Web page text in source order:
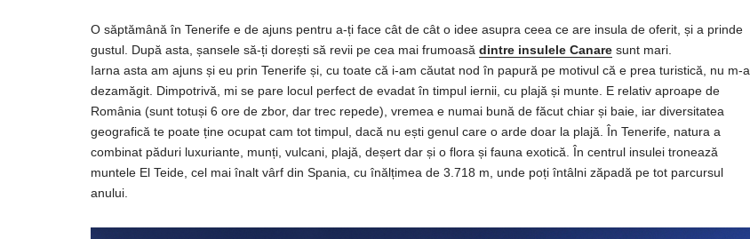
O săptămână în Tenerife e de ajuns pentru a-ți face cât de cât o idee asupra ceea ce are insula de oferit, și a prinde
gustul. După asta, șansele să-ți dorești să revii pe cea mai frumoasă dintre insulele Canare sunt mari.
Iarna asta am ajuns și eu prin Tenerife și, cu toate că i-am căutat nod în papură pe motivul că e prea turistică, nu m-a
dezamăgit. Dimpotrivă, mi se pare locul perfect de evadat în timpul iernii, cu plajă și munte. E relativ aproape de
România (sunt totuși 6 ore de zbor, dar trec repede), vremea e numai bună de făcut chiar și baie, iar diversitatea
geografică te poate ține ocupat cam tot timpul, dacă nu ești genul care o arde doar la plajă. În Tenerife, natura a
combinat păduri luxuriante, munți, vulcani, plajă, deșert dar și o flora și fauna exotică. În centrul insulei tronează
muntele El Teide, cel mai înalt vârf din Spania, cu înălțimea de 3.718 m, unde poți întâlni zăpadă pe tot parcursul
anului.